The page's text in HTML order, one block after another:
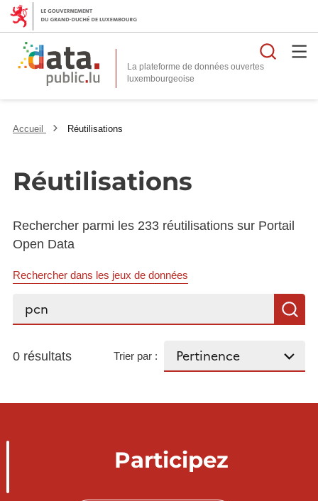
La plateforme de données ouvertes
Accueil Réutilisations
Réutilisations
Rechercher parmi les 233 réutilisations sur Portail
Open Data
Rechercher dans les jeux de données
0 résultats Trier par :
Participez